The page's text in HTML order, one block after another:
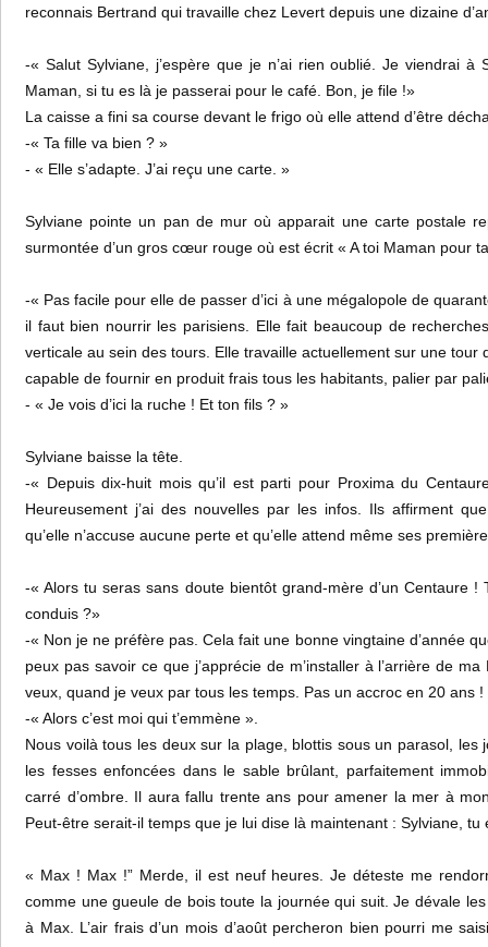
reconnais Bertrand qui travaille chez Levert depuis une dizaine
-« Salut Sylviane, j’espère que je n’ai rien oublié. Je viendrai à
Maman, si tu es là je passerai pour le café. Bon, je file !»
La caisse a fini sa course devant le frigo où elle attend d’être
-« Ta fille va bien ? »
- « Elle s’adapte. J’ai reçu une carte. »
Sylviane pointe un pan de mur où apparait une carte postale
surmontée d’un gros cœur rouge où est écrit « A toi Maman pour
-« Pas facile pour elle de passer d’ici à une mégalopole de
il faut bien nourrir les parisiens. Elle fait beaucoup de
verticale au sein des tours. Elle travaille actuellement sur une tour
capable de fournir en produit frais tous les habitants, palier par
- « Je vois d’ici la ruche ! Et ton fils ? »
Sylviane baisse la tête.
-« Depuis dix-huit mois qu’il est parti pour Proxima du
Heureusement j’ai des nouvelles par les infos. Ils affirment
qu’elle n’accuse aucune perte et qu’elle attend même ses
-« Alors tu seras sans doute bientôt grand-mère d’un Centaure
conduis ?»
-« Non je ne préfère pas. Cela fait une bonne vingtaine d’année
peux pas savoir ce que j’apprécie de m’installer à l’arrière de
veux, quand je veux par tous les temps. Pas un accroc en 20 ans !
-« Alors c’est moi qui t’emmène ».
Nous voilà tous les deux sur la plage, blottis sous un parasol, les
les fesses enfoncées dans le sable brûlant, parfaitement
carré d’ombre. Il aura fallu trente ans pour amener la mer à
Peut-être serait-il temps que je lui dise là maintenant : Sylviane, tu
« Max ! Max !” Merde, il est neuf heures. Je déteste me
comme une gueule de bois toute la journée qui suit. Je dévale
à Max. L’air frais d’un mois d’août percheron bien pourri me